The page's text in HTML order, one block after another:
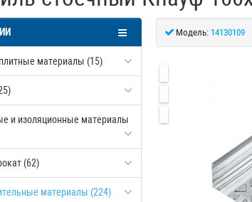
материалы (15)
и изоляционные материалы
(62)
материалы (224)
Модель: 14130109